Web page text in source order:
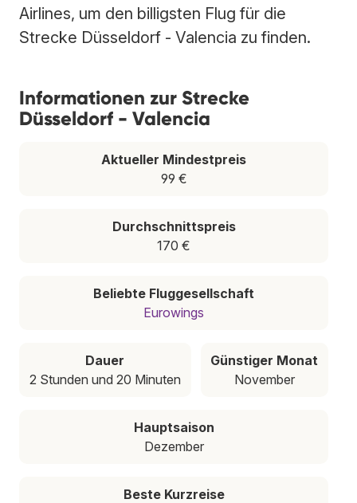
Airlines, um den billigsten Flug für die
Strecke Düsseldorf - Valencia zu finden.
Informationen zur Strecke
Düsseldorf - Valencia
Aktueller Mindestpreis
99 €
Durchschnittspreis
170 €
Beliebte Fluggesellschaft
Eurowings
Dauer
2 Stunden und 20 Minuten
Günstiger Monat
November
Hauptsaison
Dezember
Beste Kurzreise